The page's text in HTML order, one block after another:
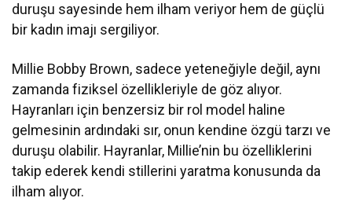
duruşu sayesinde hem ilham veriyor hem de güçlü
bir kadın imajı sergiliyor.
Millie Bobby Brown, sadece yeteneğiyle değil, aynı
zamanda fiziksel özellikleriyle de göz alıyor.
Hayranları için benzersiz bir rol model haline
gelmesinin ardındaki sır, onun kendine özgü tarzı ve
duruşu olabilir. Hayranlar, Millie’nin bu özelliklerini
takip ederek kendi stillerini yaratma konusunda da
ilham alıyor.